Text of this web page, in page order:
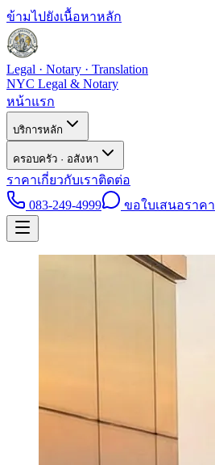
ข้ามไปยังเนื้อหาหลัก
Legal · Notary · Translation
NYC Legal & Notary
หน้าแรก
บริการหลัก
ครอบครัว · อสังหา
ราคาเกี่ยวกับเราติดต่อ
083-249-4999
ขอใบเสนอราคา